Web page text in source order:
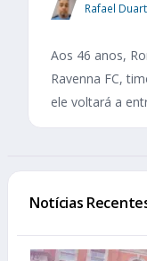
Rafael
Aos 46 anos,
Ravenna FC,
ele voltará a
Notícias